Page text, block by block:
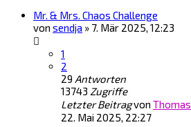
Mr. & Mrs. Chaos Challenge
von sendja » 7. Mär 2025, 12:23
1
2
29 Antworten
13743 Zugriffe
Letzter Beitragvon Thomas
22. Mai 2025, 22:27